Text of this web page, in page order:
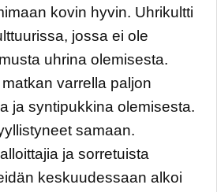
kovin hyvin. Uhrikultti
jossa ei ole
uhrina olemisesta.
varrella paljon
ja syntipukkina olemisesta.
samaan.
ja sorretuista
keskuudessaan alkoi